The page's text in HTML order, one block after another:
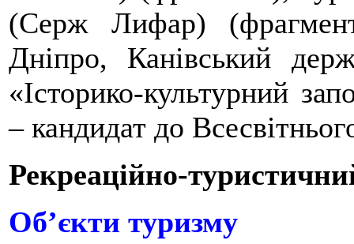
(Серж Лифар)
Дніпро, Канівський
«Історико-культурний
– кандидат до
Рекреаційно-
Об’єкти туризму